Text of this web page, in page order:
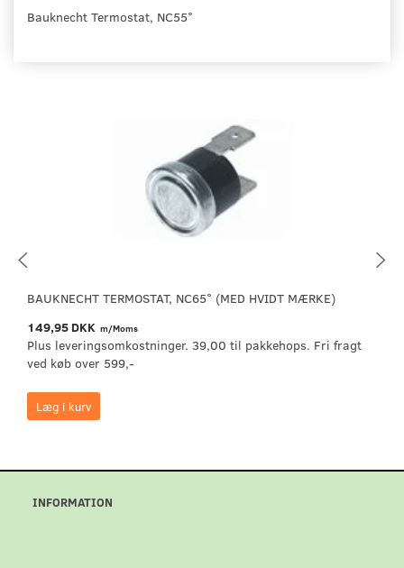
Bauknecht Termostat, NC55°
BAUKNECHT TERMOSTAT, NC65° (MED HVIDT MÆRKE)
149,95 DKK m/Moms
Plus leveringsomkostninger. 39,00 til pakkehops. Fri fragt
ved køb over 599,-
Læg i kurv
INFORMATION